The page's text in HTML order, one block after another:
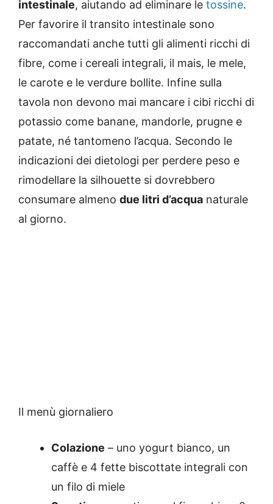
intestinale, aiutando ad eliminare le tossine.
Per favorire il transito intestinale sono
raccomandati anche tutti gli alimenti ricchi di
fibre, come i cereali integrali, il mais, le mele,
le carote e le verdure bollite. Infine sulla
tavola non devono mai mancare i cibi ricchi di
potassio come banane, mandorle, prugne e
patate, né tantomeno l’acqua. Secondo le
indicazioni dei dietologi per perdere peso e
rimodellare la silhouette si dovrebbero
consumare almeno due litri d’acqua naturale
al giorno.
Il menù giornaliero
Colazione – uno yogurt bianco, un
caffè e 4 fette biscottate integrali con
un filo di miele